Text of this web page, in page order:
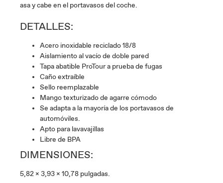
asa y cabe en el portavasos del coche.
DETALLES:
Acero inoxidable reciclado 18/8
Aislamiento al vacío de doble pared
Tapa abatible ProTour a prueba de fugas
Caño extraíble
Sello reemplazable
Mango texturizado de agarre cómodo
Se adapta a la mayoría de los portavasos de
automóviles.
Apto para lavavajillas
Libre de BPA
DIMENSIONES:
5,82 x 3,93 x 10,78 pulgadas.